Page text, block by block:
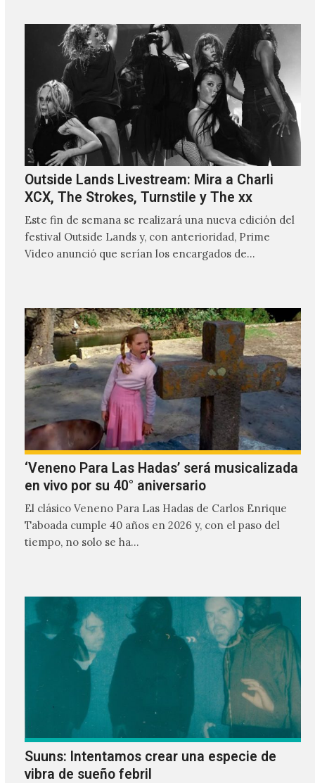
Outside Lands Livestream: Mira a Charli
XCX, The Strokes, Turnstile y The xx
Este fin de semana se realizará una nueva edición del
festival Outside Lands y, con anterioridad, Prime
Video anunció que serían los encargados de
‘Veneno Para Las Hadas’ será musicalizada
en vivo por su 40° aniversario
El clásico Veneno Para Las Hadas de Carlos Enrique
Taboada cumple 40 años en 2026 y, con el paso del
tiempo, no solo se ha…
Suuns: Intentamos crear una especie de
vibra de sueño febril